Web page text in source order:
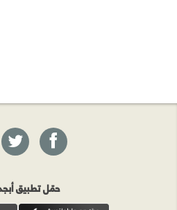
حمّل تطبيق